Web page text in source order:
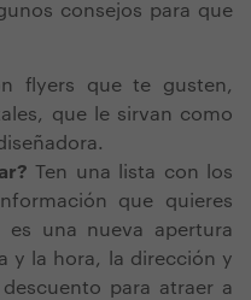
consejos para que
flyers que te gusten,
que le sirvan como
Ten una lista con los
que quieres
una nueva apertura
y la hora, la dirección y
para atraer a